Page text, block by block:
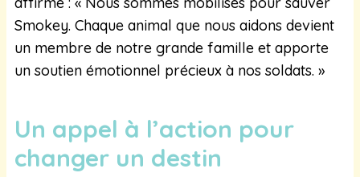
Smokey. Chaque animal que nous aidons devient
un membre de notre grande famille et apporte
un soutien émotionnel précieux à nos soldats. »
Un appel à l’action pour
changer un destin